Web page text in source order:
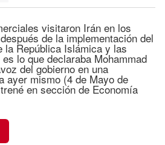
visitaron Irán en los
de la implementación del
la República Islámica y las
lo que declaraba Mohammad
del gobierno en una
ayer mismo (4 de Mayo de
en sección de Economía